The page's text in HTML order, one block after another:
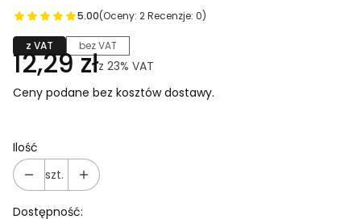
5.00(Oceny: 2 Recenzje: 0)
z VAT bez VAT
12,29 złz 23% VAT
Ceny podane bez kosztów dostawy.
Ilość
szt.
Dostępność: